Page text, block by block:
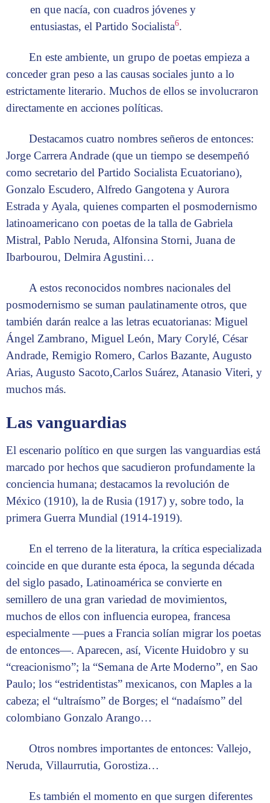
en que nacía, con cuadros jóvenes y
entusiastas, el Partido Socialista6.
En este ambiente, un grupo de poetas empieza a
conceder gran peso a las causas sociales junto a lo
estrictamente literario. Muchos de ellos se involucraron
directamente en acciones políticas.
Destacamos cuatro nombres señeros de entonces:
Jorge Carrera Andrade (que un tiempo se desempeñó
como secretario del Partido Socialista Ecuatoriano),
Gonzalo Escudero, Alfredo Gangotena y Aurora
Estrada y Ayala, quienes comparten el posmodernismo
latinoamericano con poetas de la talla de Gabriela
Mistral, Pablo Neruda, Alfonsina Storni, Juana de
Ibarbourou, Delmira Agustini…
A estos reconocidos nombres nacionales del
posmodernismo se suman paulatinamente otros, que
también darán realce a las letras ecuatorianas: Miguel
Ángel Zambrano, Miguel León, Mary Corylé, César
Andrade, Remigio Romero, Carlos Bazante, Augusto
Arias, Augusto Sacoto,Carlos Suárez, Atanasio Viteri, y
muchos más.
Las vanguardias
El escenario político en que surgen las vanguardias está
marcado por hechos que sacudieron profundamente la
conciencia humana; destacamos la revolución de
México (1910), la de Rusia (1917) y, sobre todo, la
primera Guerra Mundial (1914-1919).
En el terreno de la literatura, la crítica especializada
coincide en que durante esta época, la segunda década
del siglo pasado, Latinoamérica se convierte en
semillero de una gran variedad de movimientos,
muchos de ellos con influencia europea, francesa
especialmente —pues a Francia solían migrar los poetas
de entonces—. Aparecen, así, Vicente Huidobro y su
“creacionismo”; la “Semana de Arte Moderno”, en Sao
Paulo; los “estridentistas” mexicanos, con Maples a la
cabeza; el “ultraísmo” de Borges; el “nadaísmo” del
colombiano Gonzalo Arango…
Otros nombres importantes de entonces: Vallejo,
Neruda, Villaurrutia, Gorostiza…
Es también el momento en que surgen diferentes